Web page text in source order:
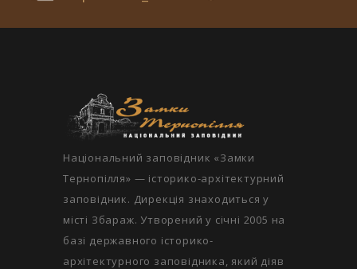
Національний заповідник «Замки
Тернопілля» — історико-архітектурний
заповідник. Дирекція знаходиться у
місті Збараж. Утворений у січні 2005 на
базі державного історико-
архітектурного заповідника, який діяв